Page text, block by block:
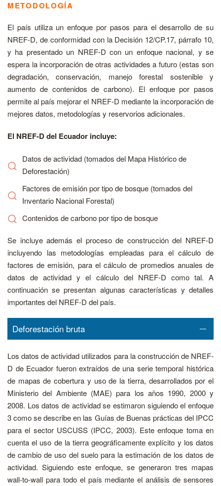
METODOLOGÍA
El país utiliza un enfoque por pasos para el desarrollo de su
NREF-D, de conformidad con la Decisión 12/CP.17, párrafo 10,
y ha presentado un NREF-D con un enfoque nacional, y se
espera la incorporación de otras actividades a futuro (estas son
degradación, conservación, manejo forestal sostenible y
aumento de contenidos de carbono). El enfoque por pasos
permite al país mejorar el NREF-D mediante la incorporación de
mejores datos, metodologías y reservorios adicionales.
El NREF-D del Ecuador incluye:
Datos de actividad (tomados del Mapa Histórico de
Deforestación)
Factores de emisión por tipo de bosque (tomados del
Inventario Nacional Forestal)
Contenidos de carbono por tipo de bosque
Se incluye además el proceso de construcción del NREF-D
incluyendo las metodologías empleadas para el cálculo de
factores de emisión, para el cálculo de promedios anuales de
datos de actividad y el cálculo del NREF-D como tal. A
continuación se presentan algunas características y detalles
importantes del NREF-D del país.
Deforestación bruta
Los datos de actividad utilizados para la construcción de NREF-
D de Ecuador fueron extraídos de una serie temporal histórica
de mapas de cobertura y uso de la tierra, desarrollados por el
Ministerio del Ambiente (MAE) para los años 1990, 2000 y
2008. Los datos de actividad se estimaron siguiendo el enfoque
3 como se describe en las Guías de Buenas prácticas del IPCC
para el sector USCUSS (IPCC, 2003). Este enfoque toma en
cuenta el uso de la tierra geográficamente explícito y los datos
de cambio de uso del suelo para la estimación de los datos de
actividad. Siguiendo este enfoque, se generaron tres mapas
wall-to-wall para todo el país mediante el análisis de sensores